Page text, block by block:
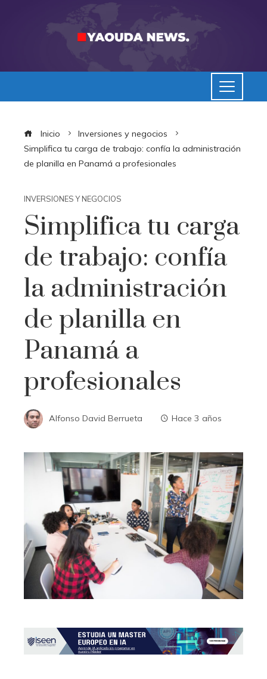
Inicio
Inversiones y negocios
Simplifica tu carga de trabajo: confía la administración
de planilla en Panamá a profesionales
INVERSIONES Y NEGOCIOS
Simplifica tu carga
de trabajo: confía
la administración
de planilla en
Panamá a
profesionales
Alfonso David Berrueta Hace 3 años